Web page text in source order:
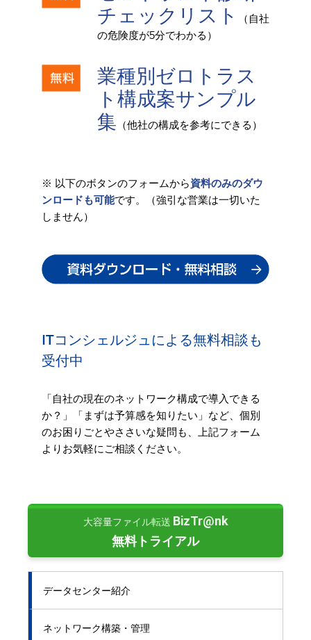
チェックリスト
（自社
の危険度が5分でわかる）
業種別ゼロトラス
ト構成案サンプル
集 （他社の構成を参考にできる）
※ 以下のボタンのフォームから資料のみのダウ
ンロードも可能です。（強引な営業は一切いた
しません）
ITコンシェルジュによる無料相談も
受付中
「自社の現在のネットワーク構成で導入できる
か？」「まずは予算感を知りたい」など、個別
のお困りごとやささいな疑問も、上記フォーム
よりお気軽にご相談ください。
大容量ファイル転送 BizTr@nk
無料トライアル
データセンター紹介
ネットワーク構築・管理